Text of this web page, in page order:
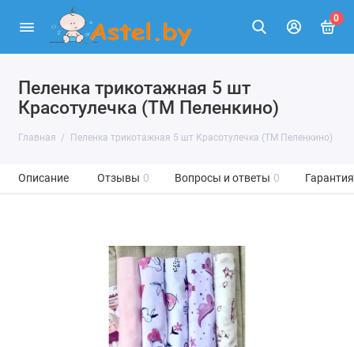
0
Пеленка трикотажная 5 шт
Красотулечка (ТМ Пеленкино)
Главная Пеленка трикотажная 5 шт Красотулечка (ТМ Пеленкино)
Описание Отзывы 0 Вопросы и ответы 0 Гарантия